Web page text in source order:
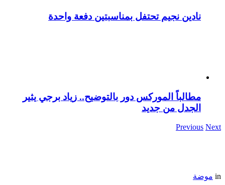
نادين نجيم تحتفل بمناسبتين دفعة واحدة
مطالباً الموركس دور بالتوضيح.. زياد برجي يثير
الجدل من جديد
Previous Next
in موضة